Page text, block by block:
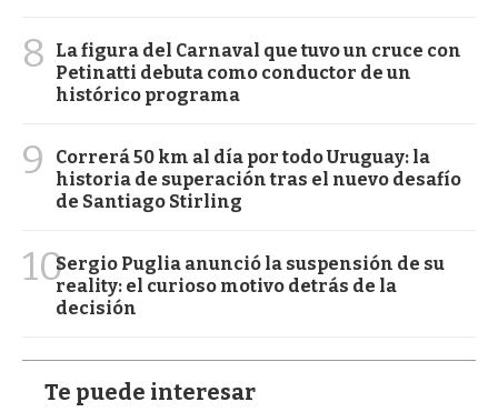
8
La figura del Carnaval que tuvo un cruce con
Petinatti debuta como conductor de un
histórico programa
9
Correrá 50 km al día por todo Uruguay: la
historia de superación tras el nuevo desafío
de Santiago Stirling
10Sergio Puglia anunció la suspensión de su
reality: el curioso motivo detrás de la
decisión
Te puede interesar